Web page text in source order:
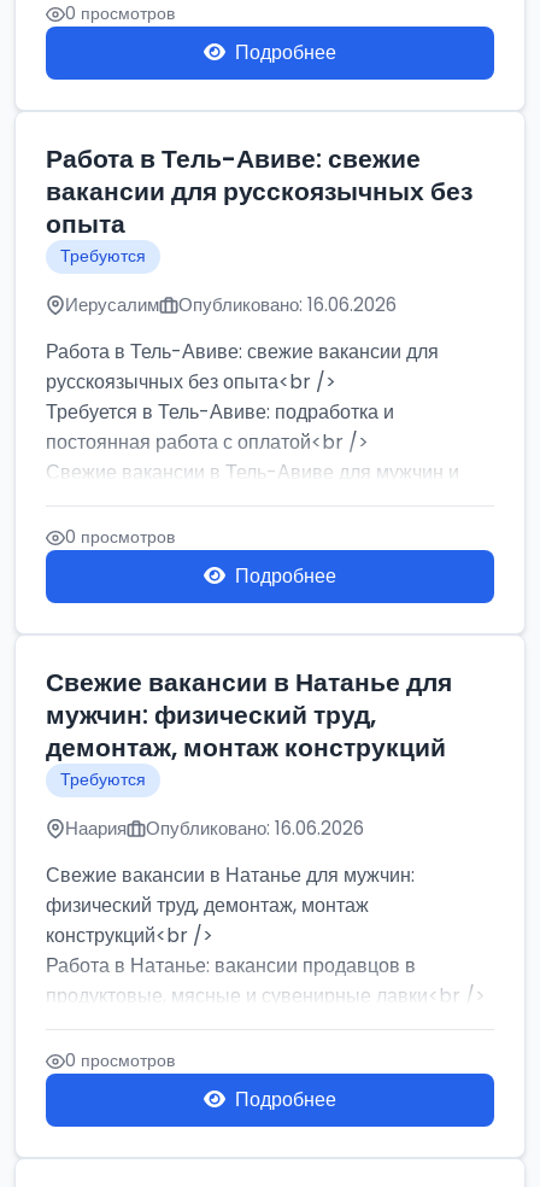
0 просмотров
Подробнее
Работа в Тель-Авиве: свежие
вакансии для русскоязычных без
опыта
Требуются
Иерусалим Опубликовано: 16.06.2026
Работа в Тель-Авиве: свежие вакансии для
русскоязычных без опыта<br />
Требуется в Тель-Авиве: подработка и
постоянная работа с оплатой<br />
Свежие вакансии в Тель-Авиве для мужчин и
женщин от хозя...
0 просмотров
Подробнее
Свежие вакансии в Натанье для
мужчин: физический труд,
демонтаж, монтаж конструкций
Требуются
Наария Опубликовано: 16.06.2026
Свежие вакансии в Натанье для мужчин:
физический труд, демонтаж, монтаж
конструкций<br />
Работа в Натанье: вакансии продавцов в
продуктовые, мясные и сувенирные лавки<br />
Разнорабочий на сборку м...
0 просмотров
Подробнее